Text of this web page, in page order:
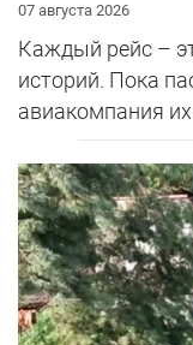
07 августа 2026
Каждый рейс –
историй. Пока
авиакомпания их